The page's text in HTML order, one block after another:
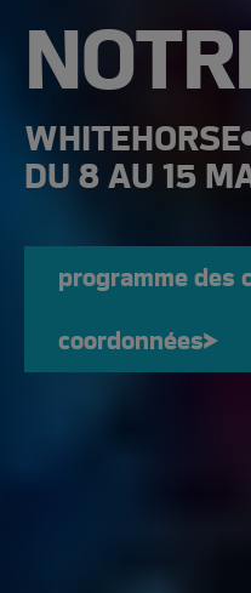
WHITEHORSE
DU 8 AU 15
programme des
coordonnées